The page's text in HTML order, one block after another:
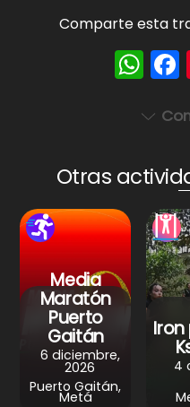
Comparte esta
W
h
a
A
p
p
Otras
Media
Maratón
Puerto
Gaitán
6 diciembre,
2026
Puerto Gaitán,
Metá
4